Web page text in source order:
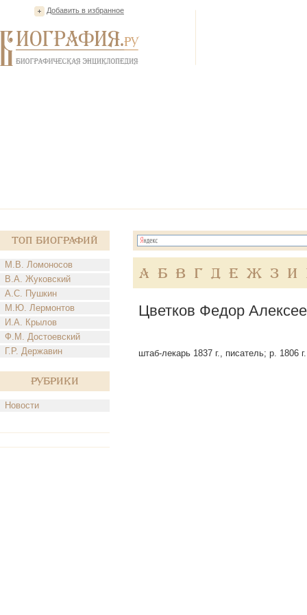
Добавить в избранное
Топ Биографий
М.В. Ломоносов
В.А. Жуковский
А.С. Пушкин
М.Ю. Лермонтов
И.А. Крылов
Ф.М. Достоевский
Г.Р. Державин
Рубрики
Новости
А Б В Г Д Е Ж З И
Цветков Федор
штаб-лекарь 1837 г., писатель; р. 1806